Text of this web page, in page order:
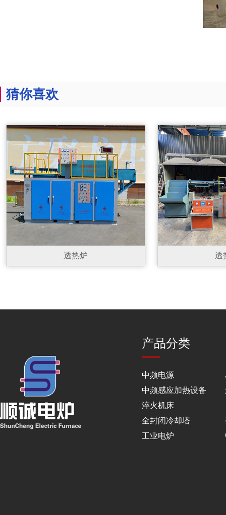
猜你喜欢
透热炉 透
产品分类
中频电源
中频感应加热设备
淬火机床
全封闭冷却塔
工业电炉